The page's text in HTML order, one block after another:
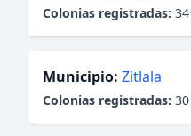
Colonias registradas: 34
Municipio: Zitlala
Colonias registradas: 30